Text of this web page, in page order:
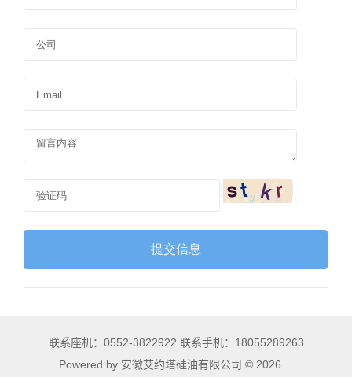
联系座机：0552-3822922 联系手机：18055289263
Powered by 安徽艾约塔硅油有限公司 © 2026